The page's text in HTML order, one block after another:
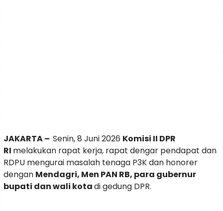
JAKARTA – Senin, 8 Juni 2026 Komisi II DPR
RI melakukan rapat kerja, rapat dengar pendapat dan
RDPU mengurai masalah tenaga P3K dan honorer
dengan Mendagri, Men PAN RB, para gubernur
bupati dan wali kotadi gedung DPR.